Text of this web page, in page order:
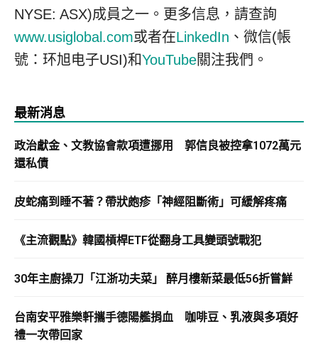
NYSE: ASX)成員之一。更多信息，請查詢
www.usiglobal.com或者在LinkedIn 、微信(帳
號：环旭电子USI)和YouTube關注我們。
最新消息
政治獻金、文教協會款項遭挪用 郭信良被控拿1072萬元
還私債
皮蛇痛到睡不著？帶狀皰疹「神經阻斷術」可緩解疼痛
《主流觀點》韓國槓桿ETF從翻身工具變頭號戰犯
30年主廚操刀「江浙功夫菜」 醉月樓新菜最低56折嘗鮮
台南安平雅樂軒攜手德陽艦捐血 咖啡豆、乳液與多項好
禮一次帶回家